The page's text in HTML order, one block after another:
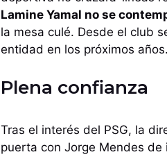
Lamine Yamal no se
la mesa culé. Desde el club
entidad en los próximos años.
Plena confianza
Tras el interés del PSG, la
puerta con Jorge Mendes